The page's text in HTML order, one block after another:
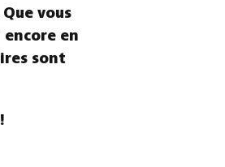
vous
en
sont